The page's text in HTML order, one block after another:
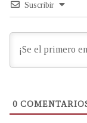
Suscribir
0